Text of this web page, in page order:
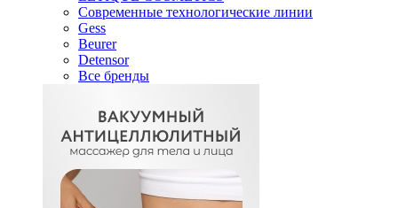
Современные технологические линии
Gess
Beurer
Detensor
Все бренды